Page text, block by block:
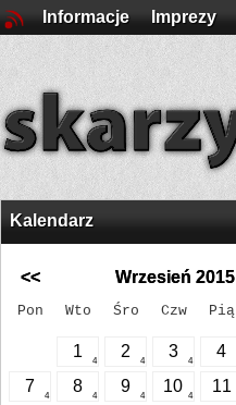
Informacje Imprezy
Kalendarz
<< Wrzesień 2015
Pon Wto Śro Czw Pią
1
4
2
4
3
4
4
7
4
8
4
9
4
10
4
11